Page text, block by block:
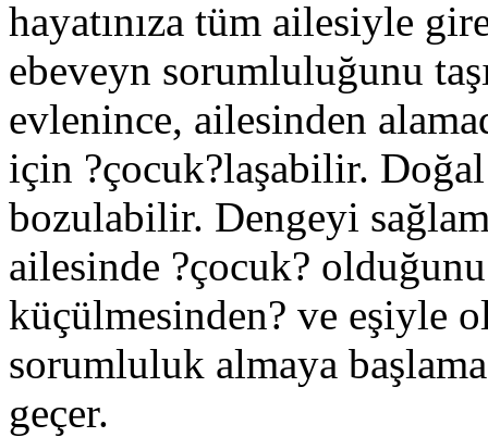
hayatınıza tüm ailesiyle
ebeveyn sorumluluğunu
evlenince, ailesinden
için ?çocuk?laşabilir.
bozulabilir. Dengeyi
ailesinde ?çocuk?
küçülmesinden? ve eşiyle
sorumluluk almaya
geçer.